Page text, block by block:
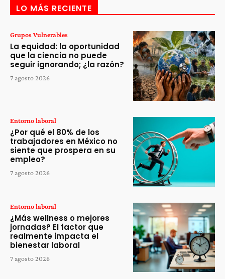
LO MÁS RECIENTE
Grupos Vulnerables
La equidad: la oportunidad
que la ciencia no puede
seguir ignorando; ¿la razón?
7 agosto 2026
Entorno laboral
¿Por qué el 80% de los
trabajadores en México no
siente que prospera en su
empleo?
7 agosto 2026
Entorno laboral
¿Más wellness o mejores
jornadas? El factor que
realmente impacta el
bienestar laboral
7 agosto 2026